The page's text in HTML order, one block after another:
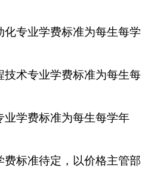
化专业学费标准为每生每学
技术专业学费标准为每生每
业学费标准为每生每学年
费标准待定，以价格主管部